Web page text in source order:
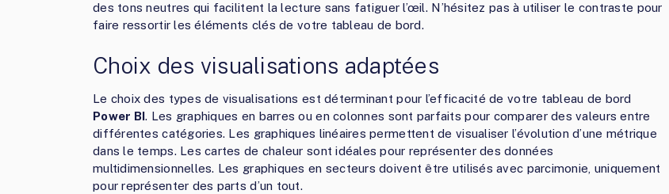
des tons neutres qui facilitent la lecture sans fatiguer l’œil. N’hésitez pas à utiliser le contraste pour
faire ressortir les éléments clés de votre tableau de bord.
Choix des visualisations adaptées
Le choix des types de visualisations est déterminant pour l’efficacité de votre tableau de bord
Power BI. Les graphiques en barres ou en colonnes sont parfaits pour comparer des valeurs entre
différentes catégories. Les graphiques linéaires permettent de visualiser l’évolution d’une métrique
dans le temps. Les cartes de chaleur sont idéales pour représenter des données
multidimensionnelles. Les graphiques en secteurs doivent être utilisés avec parcimonie, uniquement
pour représenter des parts d’un tout.